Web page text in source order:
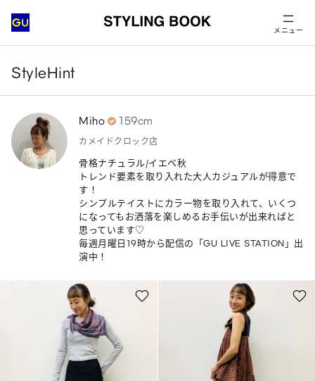
メニュー
StyleHint
Miho 159cm
カメイドクロック店
骨格ナチュラル/イエベ秋
トレンド要素を取り入れた大人カジュアルが得意で
す！
シンプルテイストにカラー物を取り入れて、いくつ
になってもお洒落を楽しめるお手伝いが出来ればと
思っています♡
毎週月曜日19時から配信の「GU LIVE STATION」出
演中！